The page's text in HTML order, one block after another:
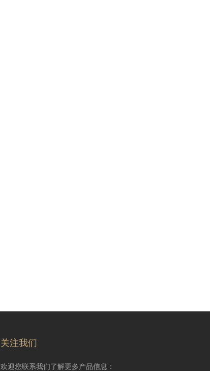
关注我们
欢迎您联系我们了解更多产品信息：